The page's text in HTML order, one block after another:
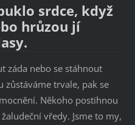
srdce, když
hrůzou jí
záda nebo se stáhnout
zůstáváme trvale, pak se
Někoho postihnou
vředy. Jsme to my,